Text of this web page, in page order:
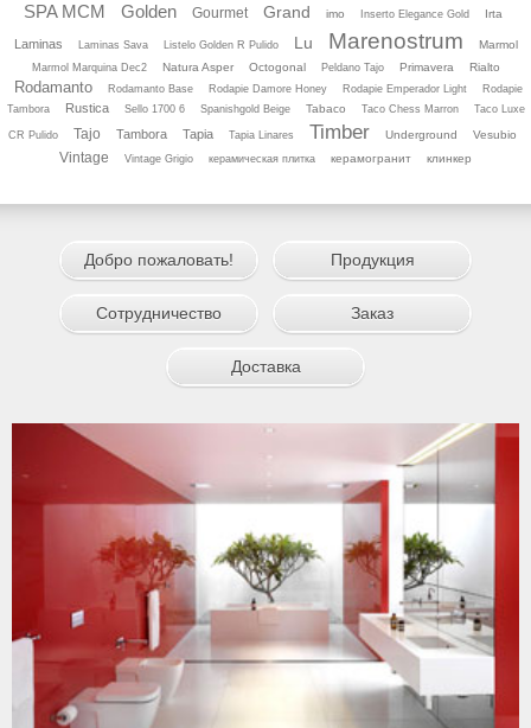
SPA MCM
Golden Gourmet Grand imo Inserto Elegance Gold Irta
Laminas Laminas Sava Listelo Golden R Pulido Lu Marenostrum Marmol
Marmol Marquina Dec2 Natura Asper Octogonal Peldano Tajo Primavera Rialto
Rodamanto Rodamanto Base Rodapie Damore Honey Rodapie Emperador Light
Rodapie
Tambora
Rustica Sello 1700 6 Spanishgold Beige Tabaco Taco Chess Marron Taco Luхe
CR Pulido Tajo Tambora Tapia Tapia Linares Timber Underground Vesubio
Vintage Vintage Grigio керамическая плитка керамогранит клинкер
Добро пожаловать! Продукция
Сотрудничество Заказ
Доставка